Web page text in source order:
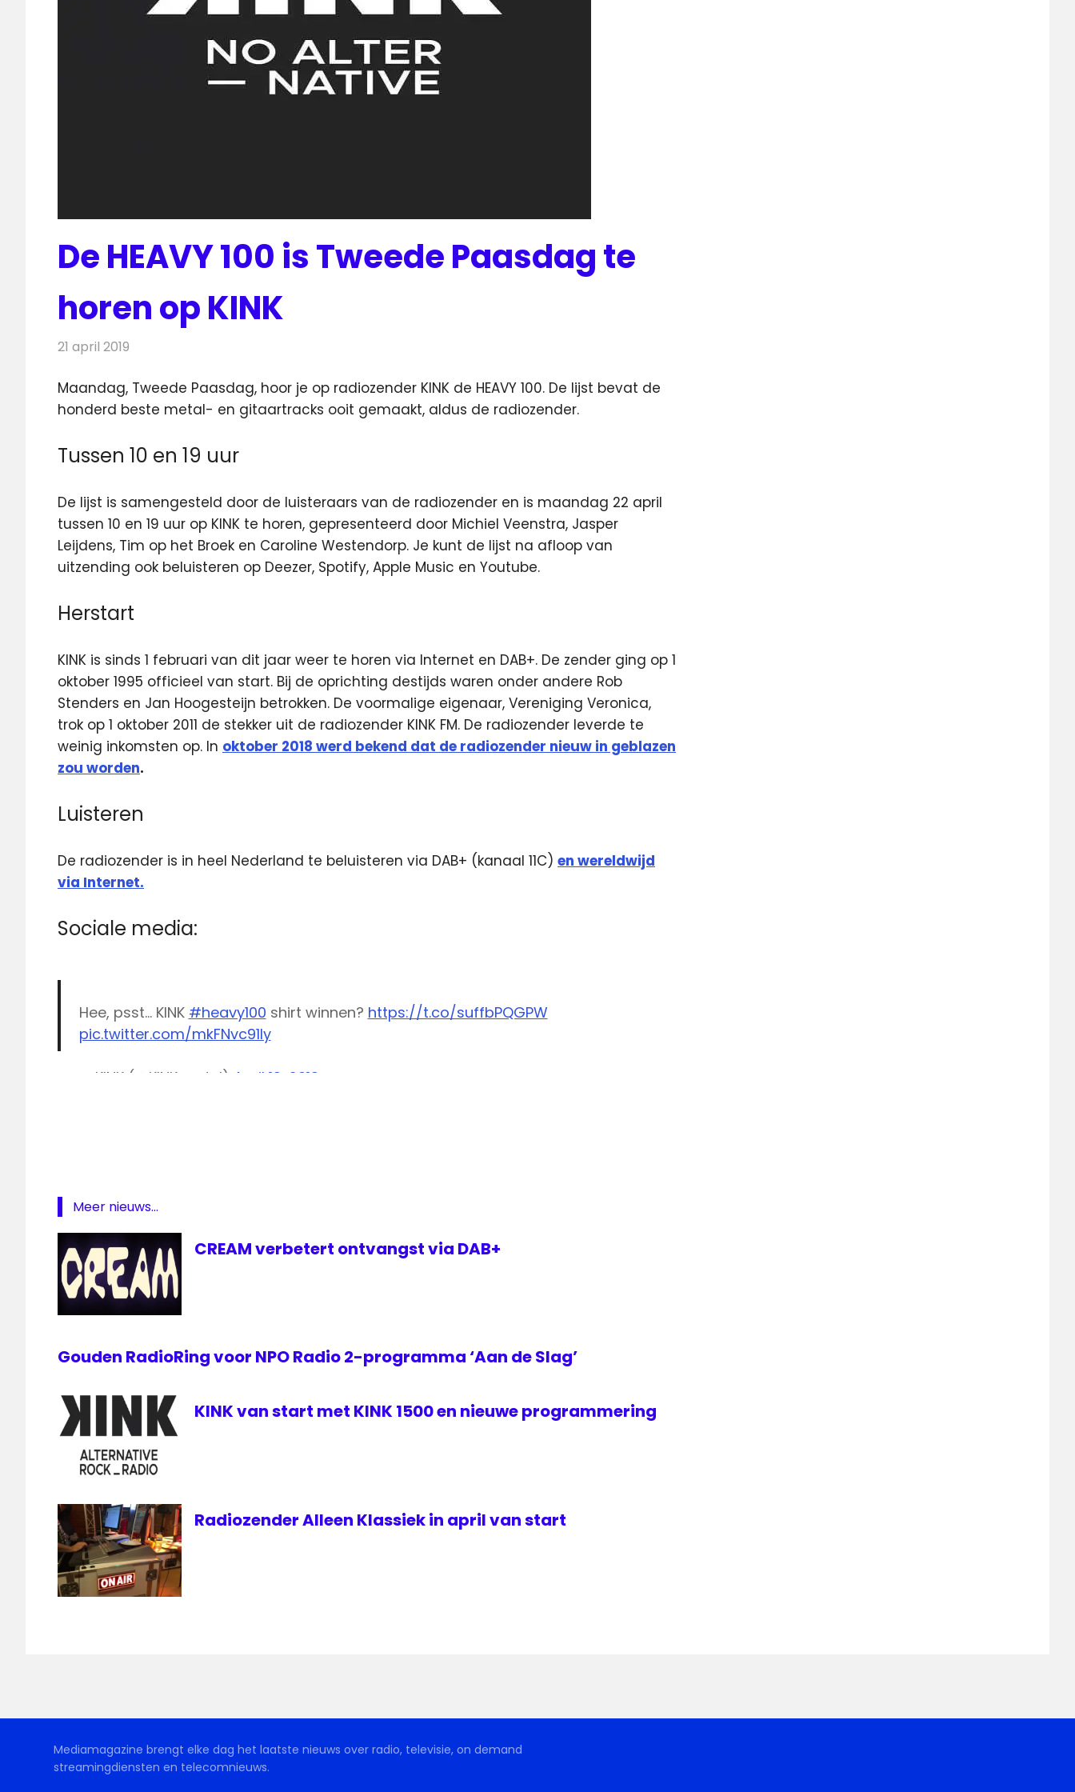
De HEAVY 100 is Tweede Paasdag te
horen op KINK
21 april 2019
Maandag, Tweede Paasdag, hoor je op radiozender KINK de HEAVY 100. De lijst bevat de
honderd beste metal- en gitaartracks ooit gemaakt, aldus de radiozender.
Tussen 10 en 19 uur
De lijst is samengesteld door de luisteraars van de radiozender en is maandag 22 april
tussen 10 en 19 uur op KINK te horen, gepresenteerd door Michiel Veenstra, Jasper
Leijdens, Tim op het Broek en Caroline Westendorp. Je kunt de lijst na afloop van
uitzending ook beluisteren op Deezer, Spotify, Apple Music en Youtube.
Herstart
KINK is sinds 1 februari van dit jaar weer te horen via Internet en DAB+. De zender ging op 1
oktober 1995 officieel van start. Bij de oprichting destijds waren onder andere Rob
Stenders en Jan Hoogesteijn betrokken. De voormalige eigenaar, Vereniging Veronica,
trok op 1 oktober 2011 de stekker uit de radiozender KINK FM. De radiozender leverde te
weinig inkomsten op. In oktober 2018 werd bekend dat de radiozender nieuw in geblazen
zou worden.
Luisteren
De radiozender is in heel Nederland te beluisteren via DAB+ (kanaal 11C) en wereldwijd
via Internet.
Sociale media:
Hee, psst… KINK #heavy100 shirt winnen? https://t.co/suffbPQGPW
pic.twitter.com/mkFNvc91Iy
— KINK (@KINKpuntnl) April 19, 2019
Meer nieuws...
CREAM verbetert ontvangst via DAB+
Gouden RadioRing voor NPO Radio 2-programma ‘Aan de Slag’
KINK van start met KINK 1500 en nieuwe programmering
Radiozender Alleen Klassiek in april van start
Mediamagazine brengt elke dag het laatste nieuws over radio, televisie, on demand
streamingdiensten en telecomnieuws.